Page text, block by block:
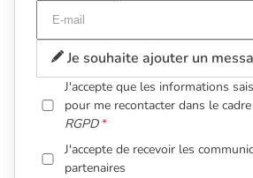
Je souhaite ajouter un
J'accepte que les informations
pour me recontacter dans le
RGPD
J'accepte de recevoir les
partenaires